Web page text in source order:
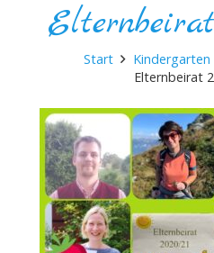
Start Kindergarten
Elternbeirat